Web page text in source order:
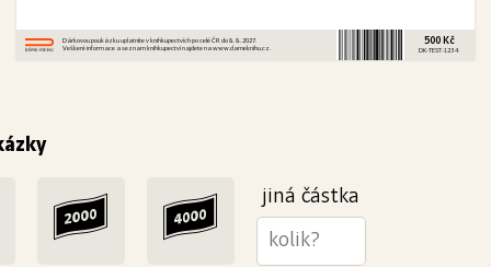
Dárkovou poukázku uplatníte v knihkupectvích po celé ČR do 8. 8. 2027.
Veškeré informace a seznam knihkupectví najdete na www.dameknihu.cz.
500 Kč
DK-TEST-1234
jiná částka